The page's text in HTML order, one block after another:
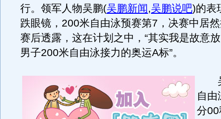
行。领军人物吴鹏(吴鹏新闻,吴鹏说吧)的表
跌眼镜，200米自由泳预赛第7，决赛中居
赛后透露，这在计划之中，“其实我是故意
男子200米自由泳接力的奥运A标”。
吴
自由
分